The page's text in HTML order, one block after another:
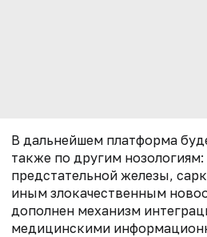
В дальнейшем платформа
также по другим нозологиям:
предстательной железы,
иным злокачественным
дополнен механизм
медицинскими